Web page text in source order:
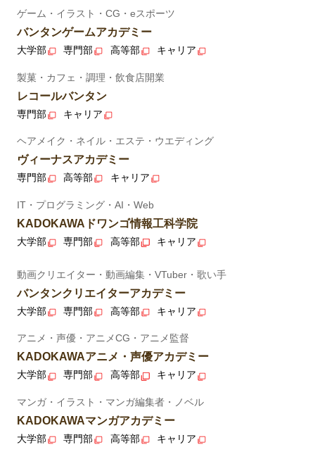
ゲーム・イラスト・CG・eスポーツ
バンタンゲームアカデミー
大学部 専門部 高等部 キャリア
製菓・カフェ・調理・飲食店開業
レコールバンタン
専門部 キャリア
ヘアメイク・ネイル・エステ・ウエディング
ヴィーナスアカデミー
専門部 高等部 キャリア
IT・プログラミング・AI・Web
KADOKAWAドワンゴ情報工科学院
大学部 専門部 高等部 キャリア
動画クリエイター・動画編集・VTuber・歌い手
バンタンクリエイターアカデミー
大学部 専門部 高等部 キャリア
アニメ・声優・アニメCG・アニメ監督
KADOKAWAアニメ・声優アカデミー
大学部 専門部 高等部 キャリア
マンガ・イラスト・マンガ編集者・ノベル
KADOKAWAマンガアカデミー
大学部 専門部 高等部 キャリア